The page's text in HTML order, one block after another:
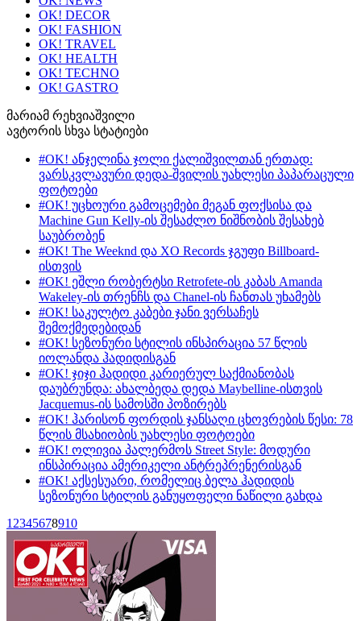
OK! DECOR
OK! FASHION
OK! TRAVEL
OK! HEALTH
OK! TECHNO
OK! GASTRO
მარიამ რეხვიაშვილი
ავტორის სხვა სტატიები
#OK! ანჯელინა ჯოლი ქალიშვილთან ერთად:
ვარსკვლავური დედა-შვილის უახლესი პაპარაცული
ფოტოები
#OK! უცხოური გამოცემები მეგან ფოქსისა და
Machine Gun Kelly-ის შესაძლო ნიშნობის შესახებ
საუბრობენ
#OK! The Weeknd და XO Records ჯგუფი Billboard-
ისთვის
#OK! ეშლი რობერტსი Retrofete-ის კაბას Amanda
Wakeley-ის თრენჩს და Chanel-ის ჩანთას უხამებს
#OK! საკულტო კაბები ჯანი ვერსაჩეს
შემოქმედებიდან
#OK! სეზონური სტილის ინსპირაცია 57 წლის
იოლანდა ჰადიდისგან
#OK! ჯიჯი ჰადიდი კარიერულ საქმიანობას
დაუბრუნდა: ახალბედა დედა Maybelline-ისთვის
Jacquemus-ის სამოსში პოზირებს
#OK! ჰარისონ ფორდის ჯანსაღი ცხოვრების წესი: 78
წლის მსახიობის უახლესი ფოტოები
#OK! ოლივია პალერმოს Street Style: მოდური
ინსპირაცია ამერიკელი ანტრეპრენერისგან
#OK! აქსესუარი, რომელიც ბელა ჰადიდის
სეზონური სტილის განუყოფელი ნაწილი გახდა
1 2345678910